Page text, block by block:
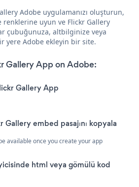
Adobe uygulamanızı oluşturun,
uyun ve Flickr Gallery
çubuğunuza, altbilginize veya
yere Adobe ekleyin bir site.
Gallery App on Adobe:
Gallery App
embed pasajını kopyala
available once you create your app
html veya gömülü kod